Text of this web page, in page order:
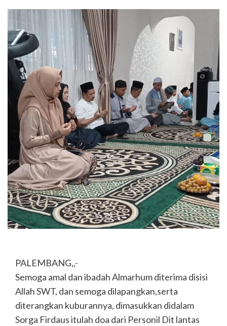
PALEMBANG,,-
Semoga amal dan ibadah Almarhum diterima disisi
Allah SWT, dan semoga dilapangkan,serta
diterangkan kuburannya, dimasukkan didalam
Sorga Firdaus itulah doa dari Personil Dit lantas